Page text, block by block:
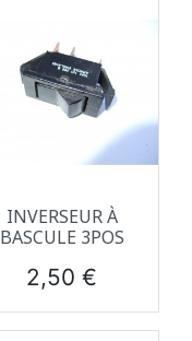
INVERSEUR À
BASCULE 3POS
Prix
2,50 €